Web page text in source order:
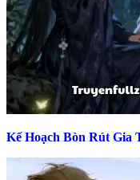
Kế Hoạch Bòn Rút Gia